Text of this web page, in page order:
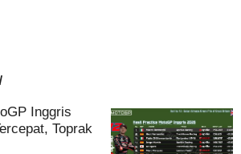
Inggris
Toprak